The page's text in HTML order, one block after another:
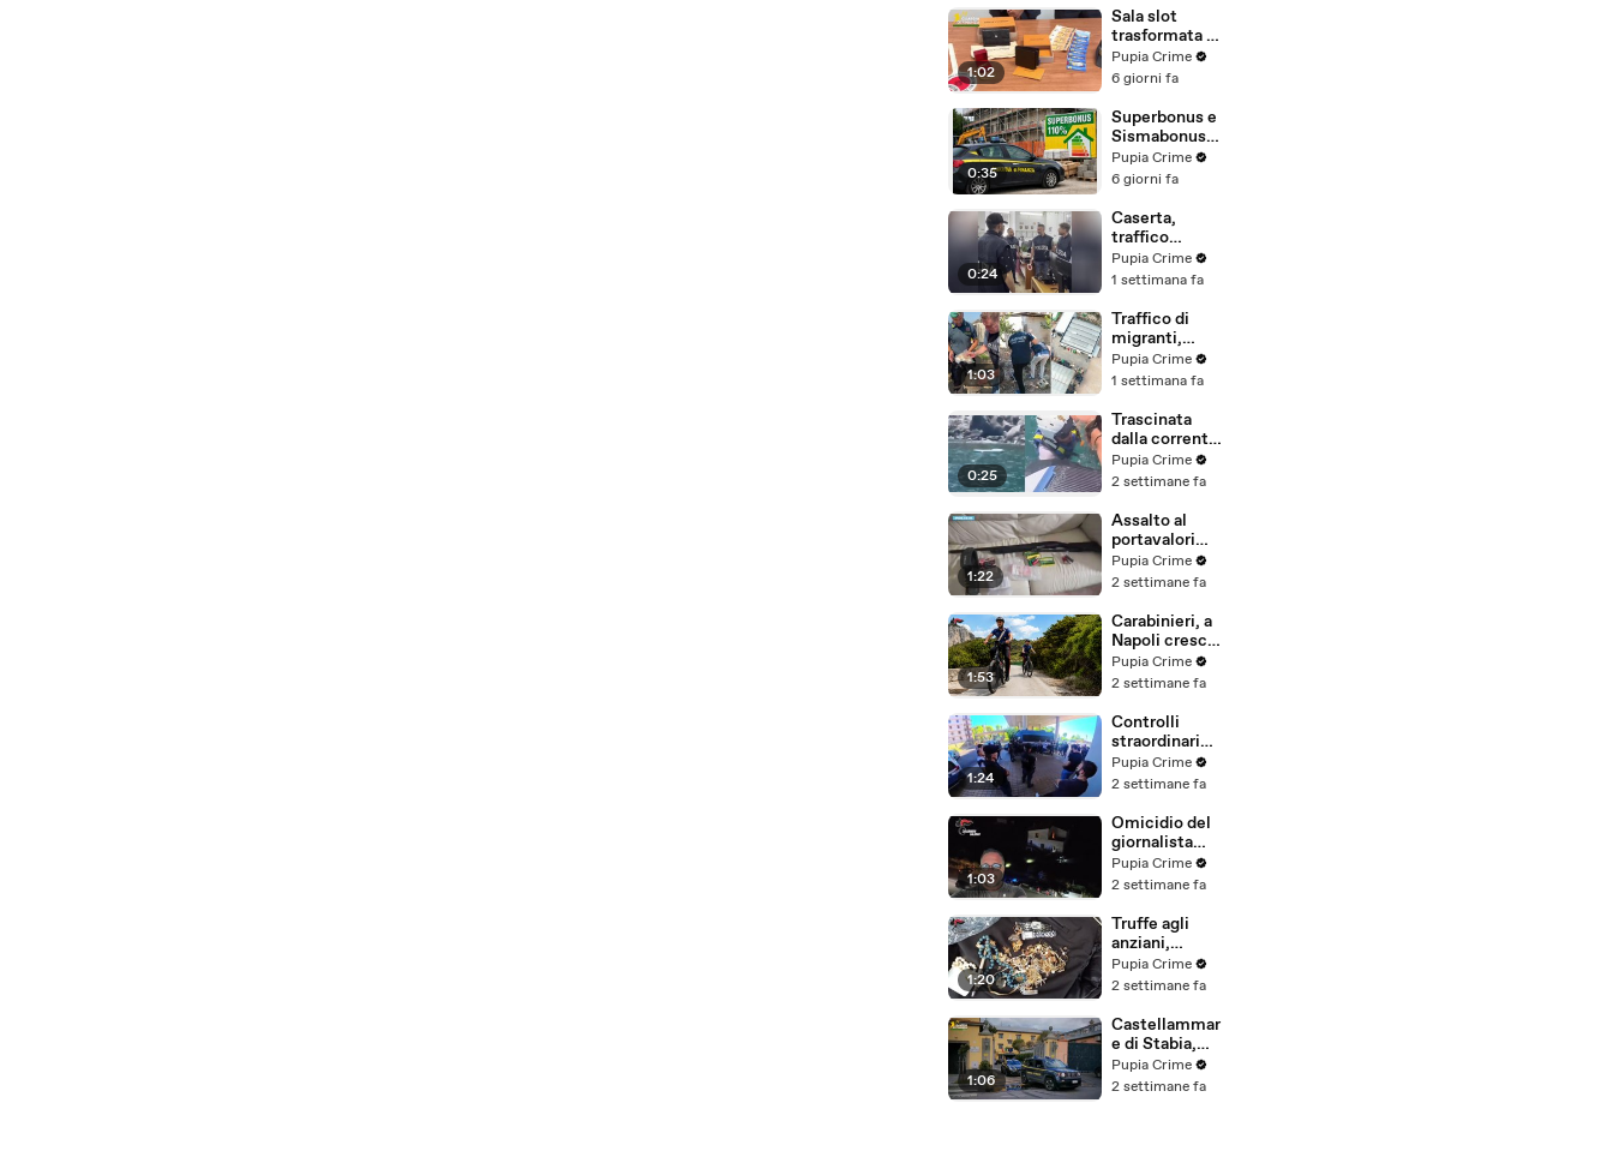
cinesi
sequestri per
8,5 milioni
(29.07.26)
1:02
Sala slot
trasformata in
"bancomat":
sequestrati
220mila euro
a due coniugi
(29.07.26)
Pupia Crime
6 giorni fa
0:35
Superbonus e
Sismabonus,
sequestrati
beni per 1,4
scoperto
sistema con
false
abitazioni
(29.07.26)
Pupia Crime
6 giorni fa
0:24
Caserta,
traffico
internazionale
di cocaina:
latitante
nigeriano
ricercato dal
2019
(28.07.26)
Pupia Crime
1 settimana fa
1:03
Traffico di
migranti,
smantellata
rete tra
altre 9
province: 18
arresti
(27.07.26)
Pupia Crime
1 settimana fa
0:25
Trascinata
dalla corrente
per 3
chilometri su
materassino:
salvata dalla
Polizia
(25.07.26)
Pupia Crime
2 settimane fa
1:22
Assalto al
portavalori
con 30 chili
d'oro sventato
arresti
(25.07.26)
Pupia Crime
2 settimane fa
1:53
Carabinieri, a
Napoli cresce
la "flotta
green": nuove
elettriche e
mezzi
sostenibili
anche sulle
isole
(25.07.26)
Pupia Crime
2 settimane fa
1:24
Controlli
straordinari
della Polizia a
Milano e
arresti, 29
denunce e
oltre 7mila
persone
identificate
(25.07.26)
Pupia Crime
2 settimane fa
1:03
Omicidio del
giornalista
Luca
Esposito:
killer, è un
26enne
tunisino
(25.07.26)
Pupia Crime
2 settimane fa
1:20
Truffe agli
anziani,
arrestato il
telefonista
colpi anche ad
Aversa, oltre
300mila euro
il bottino
stimato
Pupia Crime
2 settimane fa
1:06
Castellammar
e di Stabia,
l'ombra del
clan
Pupia Crime
2 settimane fa